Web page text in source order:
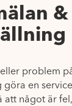
&
problem
en
att något är